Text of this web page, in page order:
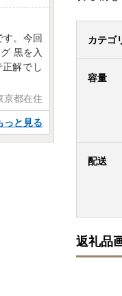
カテゴ
容量
配送
返礼品
す。今回
黒を入
解でし
都在住
っと見る